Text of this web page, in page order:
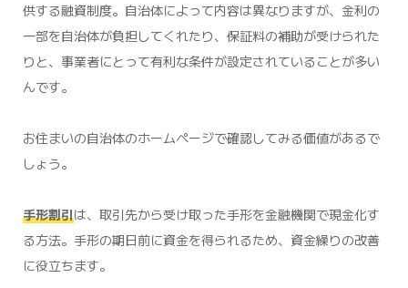
供する融資制度。自治体によって内容は異なりますが、金利の
一部を自治体が負担してくれたり、保証料の補助が受けられた
りと、事業者にとって有利な条件が設定されていることが多い
んです。
お住まいの自治体のホームページで確認してみる価値があるで
しょう。
手形割引は、取引先から受け取った手形を金融機関で現金化す
る方法。手形の期日前に資金を得られるため、資金繰りの改善
に役立ちます。